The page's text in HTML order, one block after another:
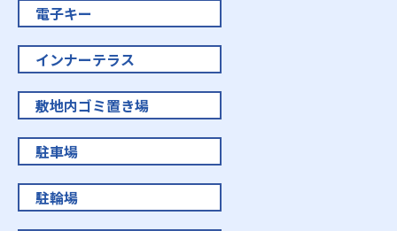
電子キー
インナーテラス
敷地内ゴミ置き場
駐車場
駐輪場